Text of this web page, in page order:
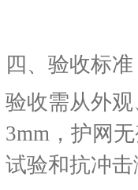
四、验收标准‌
验收需从外
3mm，护网
试验和抗冲